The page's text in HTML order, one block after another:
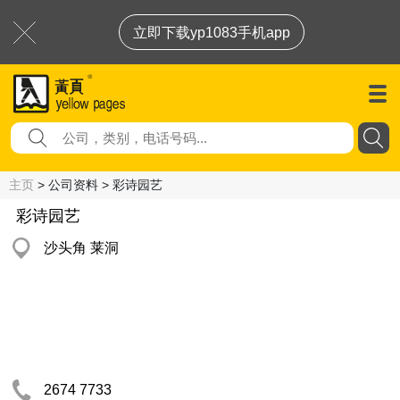
立即下载yp1083手机app
主页 > 公司资料 > 彩诗园艺
彩诗园艺
沙头角 莱洞
2674 7733